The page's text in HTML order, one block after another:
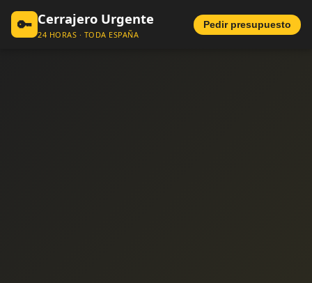
🔑 Cerrajero Urgente
24 HORAS · TODA ESPAÑA
Pedir presupuesto